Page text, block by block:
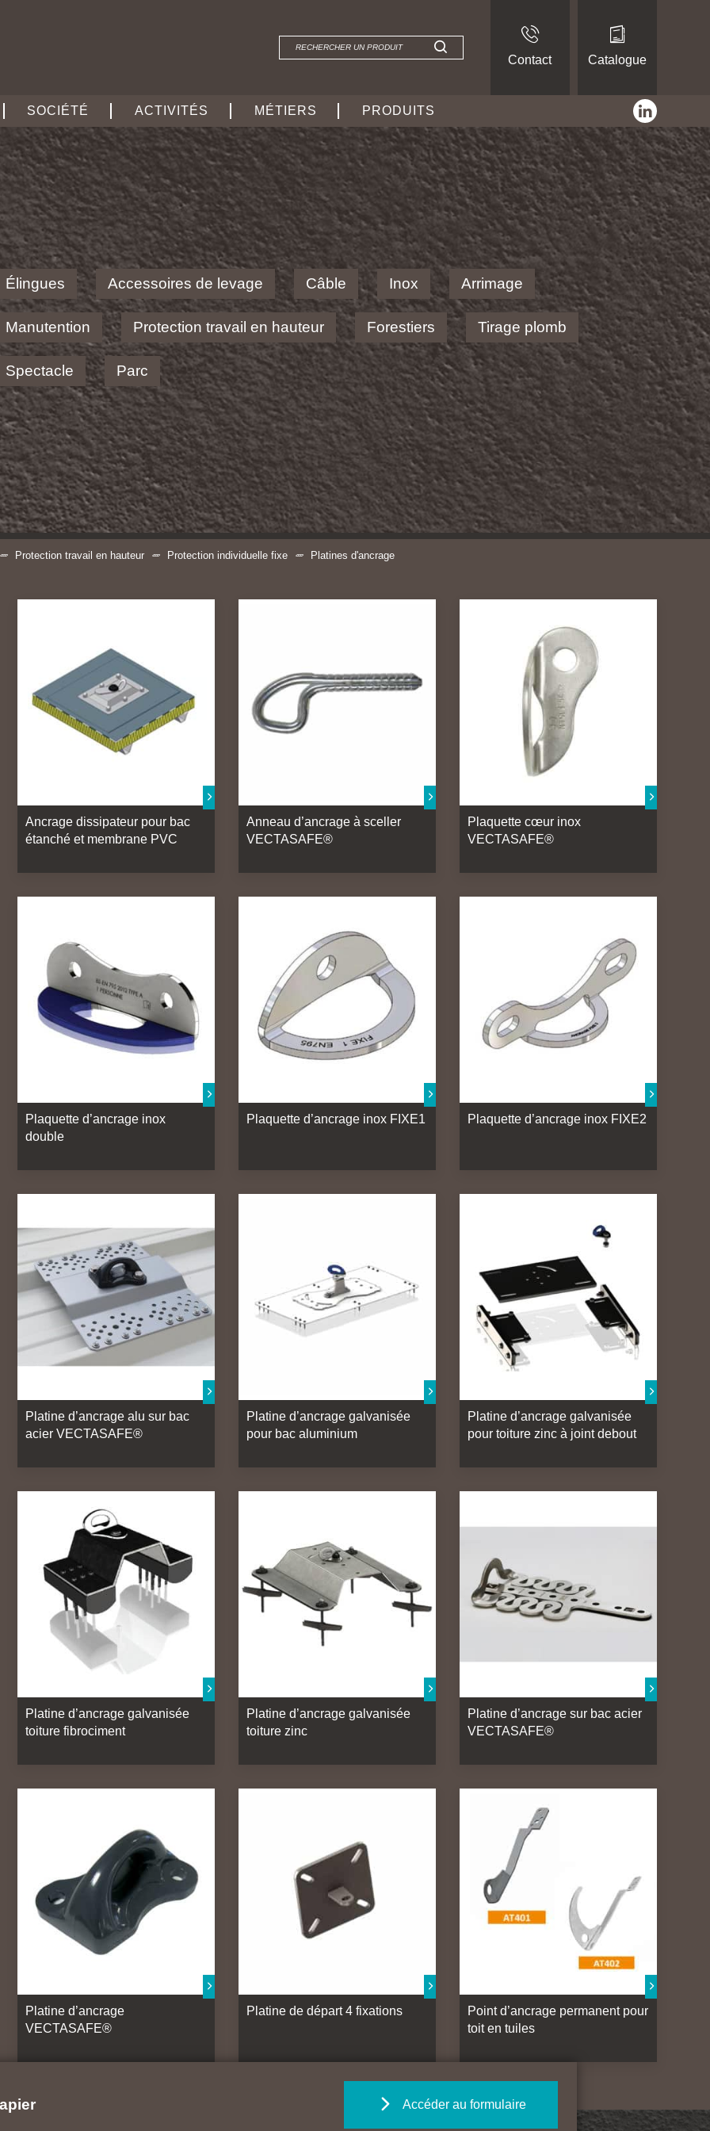
Contact Catalogue
SOCIÉTÉ ACTIVITÉS MÉTIERS PRODUITS linkedin
Élingues Accessoires de levage Câble Inox Arrimage
Manutention Protection travail en hauteur Forestiers Tirage plomb
Spectacle Parc
Protection travail en hauteur Protection individuelle fixe Platines d'ancrage
Ancrage dissipateur pour bac
étanché et membrane PVC
Anneau d’ancrage à sceller
VECTASAFE®
Plaquette cœur inox
VECTASAFE®
Plaquette d’ancrage inox
double
Plaquette d’ancrage inox FIXE1 Plaquette d’ancrage inox FIXE2
Platine d’ancrage alu sur bac
acier VECTASAFE®
Platine d’ancrage galvanisée
pour bac aluminium
Platine d’ancrage galvanisée
pour toiture zinc à joint debout
Platine d’ancrage galvanisée
toiture fibrociment
Platine d’ancrage galvanisée
toiture zinc
Platine d’ancrage sur bac acier
VECTASAFE®
Platine d’ancrage
VECTASAFE®
Platine de départ 4 fixations
Point d’ancrage permanent pour
toit en tuiles
Accéder au formulaire